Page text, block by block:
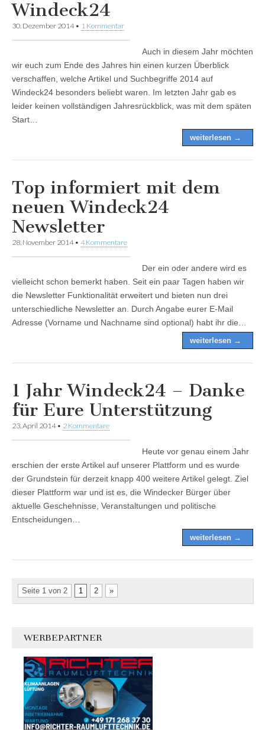
Windeck24
30. Dezember 2014• 1 Kommentar
Auch in diesem Jahr möchten
wir euch zum Ende des Jahres hin einen kurzen Überblick
verschaffen, welche Artikel und Suchbegriffe 2014 auf
Windeck24 besonders beliebt waren. Im letzten Jahr gab es
leider keinen vollständigen Jahresrückblick, was mit dem späten
Start…
weiterlesen →
Top informiert mit dem
neuen Windeck24
Newsletter
28. November 2014• 4 Kommentare
Der ein oder andere wird es
vielleicht schon bemerkt haben. Seit ein paar Tagen haben wir
die Newsletter Funktionalität erweitert und bieten nun drei
unterschiedliche Newsletter an. Durch Angabe eurer E-Mail
Adresse (Vorname und Nachname sind optional) habt ihr die…
weiterlesen →
1 Jahr Windeck24 – Danke
für Eure Unterstützung
23. April 2014• 2 Kommentare
Heute vor genau einem Jahr
erschien der erste Artikel auf unserer Plattform und es wurde
der Grundstein für derzeit knapp 400 weitere Artikel gelegt. Ziel
dieser Plattform war und ist es, die Windecker Bürger über
aktuelle Geschehnisse, Veranstaltungen und politische
Entscheidungen…
weiterlesen →
Seite 1 von 2 1 2 »
WERBEPARTNER